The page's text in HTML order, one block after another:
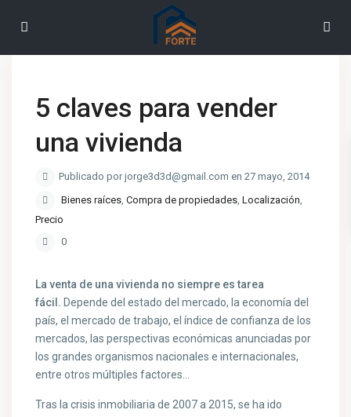
5 claves para vender
una vivienda
Publicado por jorge3d3d@gmail.com en 27 mayo, 2014
Bienes raíces,Compra de propiedades,Localización,
Precio
0
La venta de una vivienda no siempre es tarea
fácil. Depende del estado del mercado, la economía del
país, el mercado de trabajo, el índice de confianza de los
mercados, las perspectivas económicas anunciadas por
los grandes organismos nacionales e internacionales,
entre otros múltiples factores…
Tras la crisis inmobiliaria de 2007 a 2015, se ha ido